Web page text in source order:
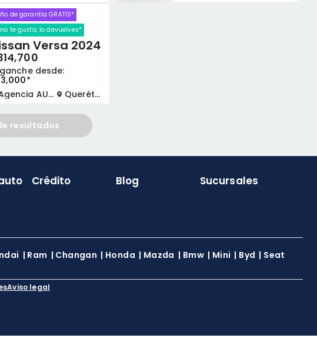
de garantía GRATIS*
te gusta, lo devuelves*
Versa 2024
desde:
AUTOCOM
Querétaro
resultados
Crédito Blog Sucursales
| Ram | Changan | Honda | Mazda | Bmw | Mini | Byd | Seat
Aviso legal